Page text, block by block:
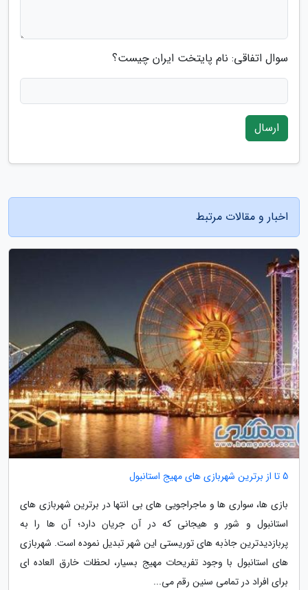
سوال اتفاقی: نام پایتخت ایران چیست؟
ارسال
اخبار و مقالات مرتبط
5 تا از برترین شهربازی های مهیج استانبول
بازی ها، سواری ها و ماجراجویی های بی انتها در برترین شهربازی های
استانبول و شور و هیجانی که در آن جریان دارد؛ آن ها را به
پربازدیدترین جاذبه های توریستی این شهر تبدیل نموده است. شهربازی
های استانبول با وجود تفریحات مهیج بسیار، لحظات خارق العاده ای
برای افراد در تمامی سنین رقم می...